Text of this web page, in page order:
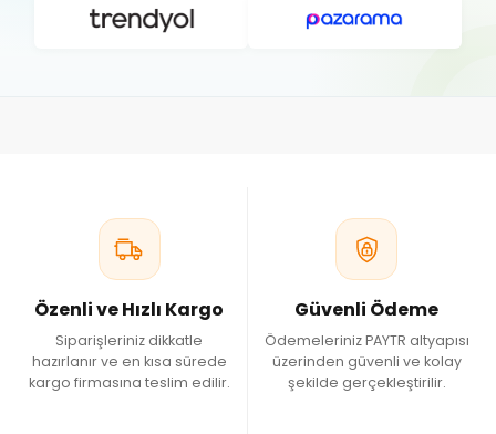
Özenli ve Hızlı Kargo
Siparişleriniz dikkatle
hazırlanır ve en kısa sürede
kargo firmasına teslim edilir.
Güvenli Ödeme
Ödemeleriniz PAYTR altyapısı
üzerinden güvenli ve kolay
şekilde gerçekleştirilir.